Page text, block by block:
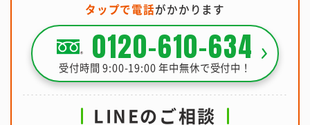
タップで電話がかかります
0120-610-634
受付時間 9:00-19:00 年中無休で受付中！
LINEのご相談